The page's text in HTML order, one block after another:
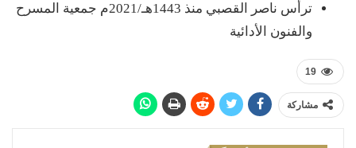
ترأس ناصر القصبي منذ 1443هـ/2021م جمعية المسرح
والفنون الأدائية
19
مشاركة